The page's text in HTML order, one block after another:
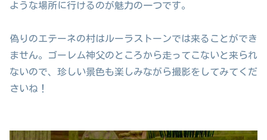
ような場所に行けるのが魅力の一つです。
偽りのエテーネの村はルーラストーンでは来ることができ
ません。ゴーレム神父のところから走ってこないと来られ
ないので、珍しい景色も楽しみながら撮影をしてみてくだ
さいね！